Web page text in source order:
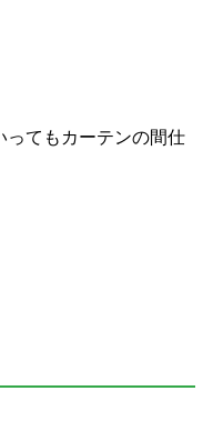
ってもカーテンの間仕